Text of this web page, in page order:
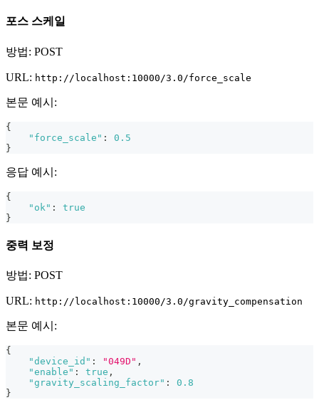
포스 스케일
방법: POST
URL: http://localhost:10000/3.0/force_scale
본문 예시:
{
"force_scale" :
0.5
}
응답 예시:
{
"ok" :
true
}
중력 보정
방법: POST
URL: http://localhost:10000/3.0/gravity_compensation
본문 예시:
{
"device_id" : "049D" ,
"enable" : true ,
"gravity_scaling_factor" :
0.8
}